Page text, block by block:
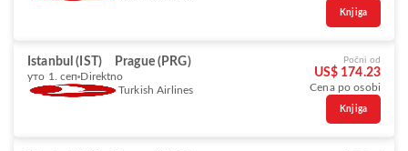
Knjiga
Istanbul (IST) Prague (PRG)
уто 1. сеп Direktno
Turkish Airlines
Počni od
US$ 174.23
Cena po osobi
Knjiga